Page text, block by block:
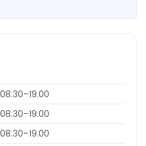
08:30–19:00
08:30–19:00
08:30–19:00